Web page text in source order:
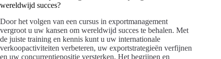
wereldwijd succes?
Door het volgen van een cursus in exportmanagement
vergroot u uw kansen om wereldwijd succes te behalen. Met
de juiste training en kennis kunt u uw internationale
verkoopactiviteiten verbeteren, uw exportstrategieën verfijnen
en uw concurrentiepositie versterken. Het begrijpen en